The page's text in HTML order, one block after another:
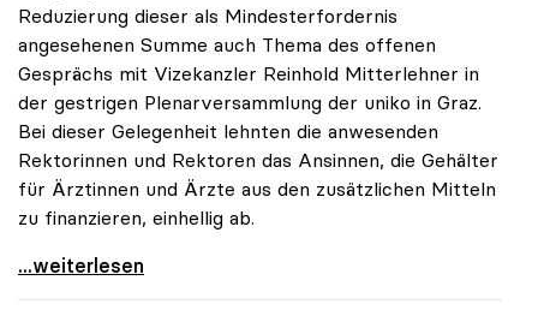
Reduzierung dieser als Mindesterfordernis
angesehenen Summe auch Thema des offenen
Gesprächs mit Vizekanzler Reinhold Mitterlehner in
der gestrigen Plenarversammlung der uniko in Graz.
Bei dieser Gelegenheit lehnten die anwesenden
Rektorinnen und Rektoren das Ansinnen, die Gehälter
für Ärztinnen und Ärzte aus den zusätzlichen Mitteln
zu finanzieren, einhellig ab.
uniko: Keine Finanzierung der Ärztegehälter aus
...weiterlesen